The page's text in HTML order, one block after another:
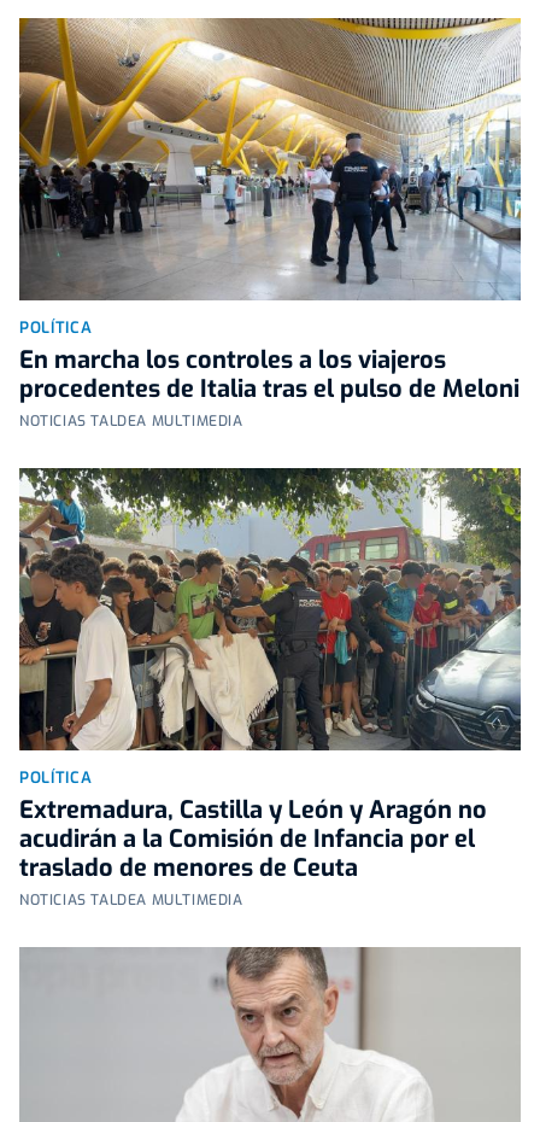
POLÍTICA
En marcha los controles a los viajeros
procedentes de Italia tras el pulso de Meloni
NOTICIAS TALDEA MULTIMEDIA
POLÍTICA
Extremadura, Castilla y León y Aragón no
acudirán a la Comisión de Infancia por el
traslado de menores de Ceuta
NOTICIAS TALDEA MULTIMEDIA